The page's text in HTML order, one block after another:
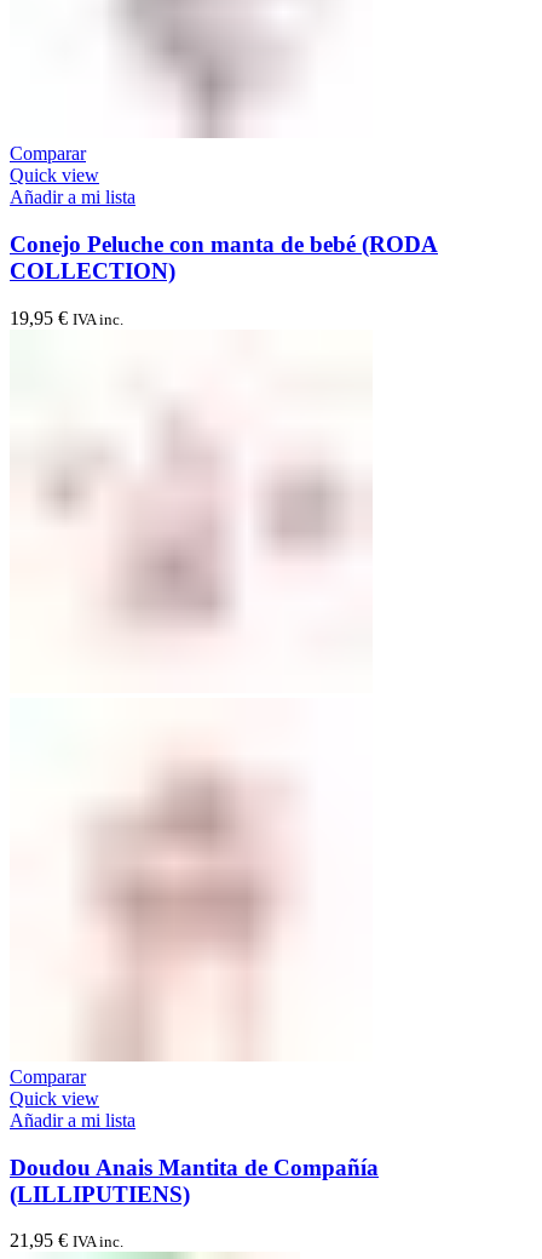
Comparar
Quick view
Añadir a mi lista
Conejo Peluche con manta de bebé (RODA
COLLECTION)
19,95 € IVA inc.
Comparar
Quick view
Añadir a mi lista
Doudou Anais Mantita de Compañía
(LILLIPUTIENS)
21,95 € IVA inc.